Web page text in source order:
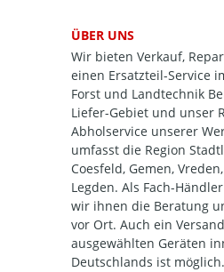
ÜBER UNS
Wir bieten Verkauf,
einen Ersatzteil-Service
Forst und Landtechnik
Liefer-Gebiet und unser
Abholservice unserer
umfasst die Region
Coesfeld, Gemen,
Legden. Als Fach-
wir ihnen die Beratung
vor Ort. Auch ein
ausgewählten Geräten
Deutschlands ist möglich.